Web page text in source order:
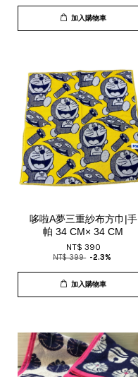
加入購物車
哆啦A夢三重紗布方巾|手
帕 34 CM× 34 CM
NT$ 390
NT$ 399 -2.3%
加入購物車